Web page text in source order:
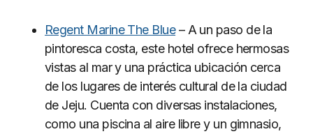
Regent Marine The Blue– A un paso de la
pintoresca costa, este hotel ofrece hermosas
vistas al mar y una práctica ubicación cerca
de los lugares de interés cultural de la ciudad
de Jeju. Cuenta con diversas instalaciones,
como una piscina al aire libre y un gimnasio,